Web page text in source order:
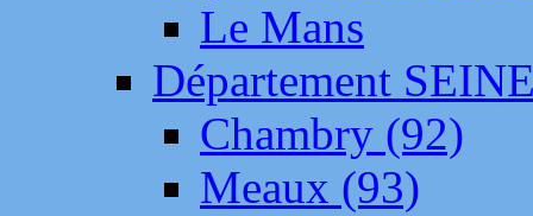
Le Mans
Département
Chambry (92)
Meaux (93)